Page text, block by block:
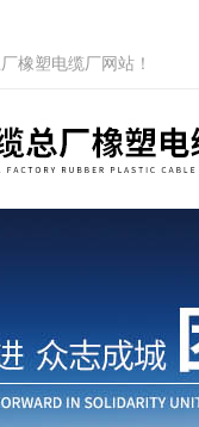
橡塑电缆厂网站！